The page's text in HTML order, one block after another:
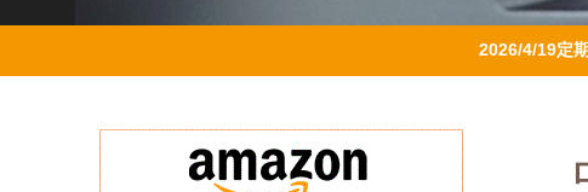
2026/4/19定